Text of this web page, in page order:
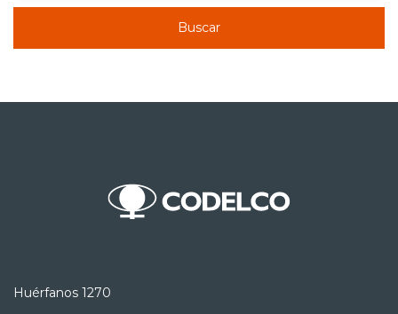
Buscar
Huérfanos 1270